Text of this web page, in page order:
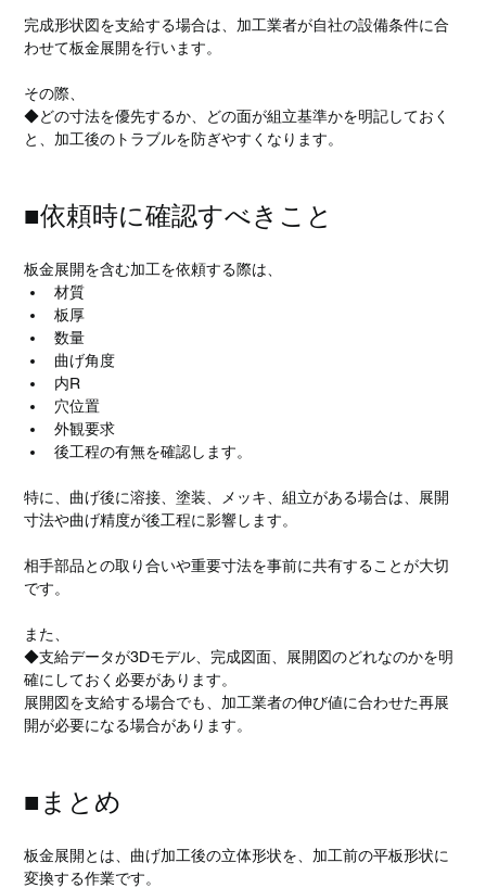
完成形状図を支給する場合は、加工業者が自社の設備条件に合
わせて板金展開を行います。
その際、
◆どの寸法を優先するか、どの面が組立基準かを明記しておく
と、加工後のトラブルを防ぎやすくなります。
■依頼時に確認すべきこと
板金展開を含む加工を依頼する際は、
材質
板厚
数量
曲げ角度
内R
穴位置
外観要求
後工程の有無を確認します。
特に、曲げ後に溶接、塗装、メッキ、組立がある場合は、展開
寸法や曲げ精度が後工程に影響します。
相手部品との取り合いや重要寸法を事前に共有することが大切
です。
また、
◆支給データが3Dモデル、完成図面、展開図のどれなのかを明
確にしておく必要があります。
展開図を支給する場合でも、加工業者の伸び値に合わせた再展
開が必要になる場合があります。
■まとめ
板金展開とは、曲げ加工後の立体形状を、加工前の平板形状に
変換する作業です。